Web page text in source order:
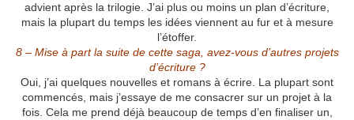
advient après la trilogie. J’ai plus ou moins un plan d’écriture,
mais la plupart du temps les idées viennent au fur et à mesure
l’étoffer.
8 – Mise à part la suite de cette saga, avez-vous d’autres projets
d’écriture ?
Oui, j’ai quelques nouvelles et romans à écrire. La plupart sont
commencés, mais j’essaye de me consacrer sur un projet à la
fois. Cela me prend déjà beaucoup de temps d’en finaliser un,